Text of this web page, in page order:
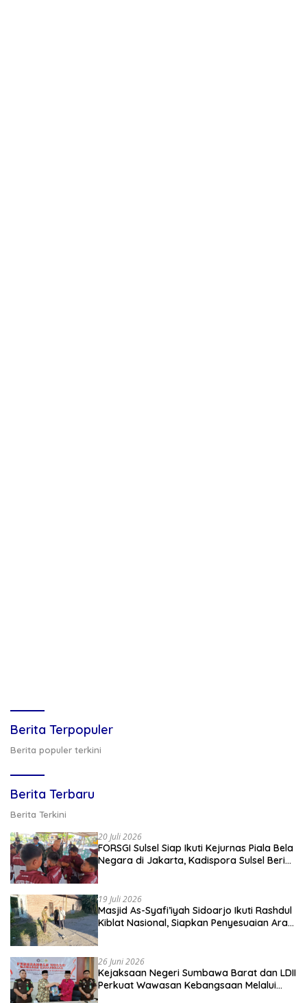
Berita Terpopuler
Berita populer terkini
Berita Terbaru
Berita Terkini
20 Juli 2026
FORSGI Sulsel Siap Ikuti Kejurnas Piala Bela
Negara di Jakarta, Kadispora Sulsel Beri
19 Juli 2026
Masjid As-Syafi’iyah Sidoarjo Ikuti Rashdul
Kiblat Nasional, Siapkan Penyesuaian Arah
26 Juni 2026
Kejaksaan Negeri Sumbawa Barat dan LDII
Perkuat Wawasan Kebangsaan Melalui